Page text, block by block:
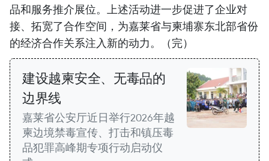
品和服务推介展位。上述活动进一步促进了企业对
接、拓宽了合作空间，为嘉莱省与柬埔寨东北部省份
的经济合作关系注入新的动力。（完）
建设越柬安全、无毒品的
边界线
嘉莱省公安厅近日举行2026年越
柬边境禁毒宣传、打击和镇压毒
品犯罪高峰期专项行动启动仪